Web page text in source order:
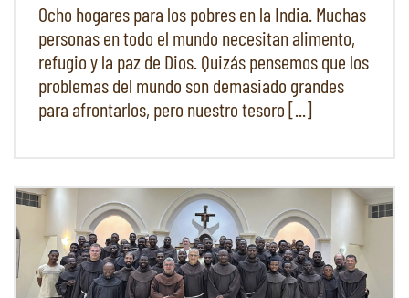
Ocho hogares para los pobres en la India. Muchas
personas en todo el mundo necesitan alimento,
refugio y la paz de Dios. Quizás pensemos que los
problemas del mundo son demasiado grandes
para afrontarlos, pero nuestro tesoro [...]